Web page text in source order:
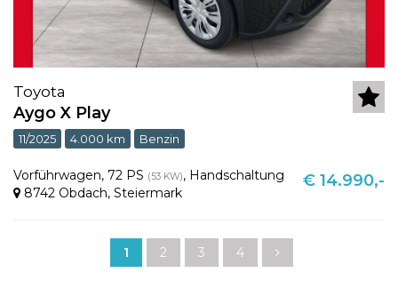
Toyota
Aygo X Play
11/2025 4.000 km Benzin
Vorführwagen, 72 PS (53 KW), Handschaltung
8742 Obdach, Steiermark
€ 14.990,-
1 2 3 4